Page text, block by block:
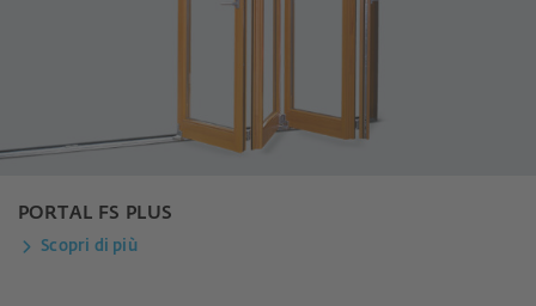
PORTAL FS PLUS
Scopri di più